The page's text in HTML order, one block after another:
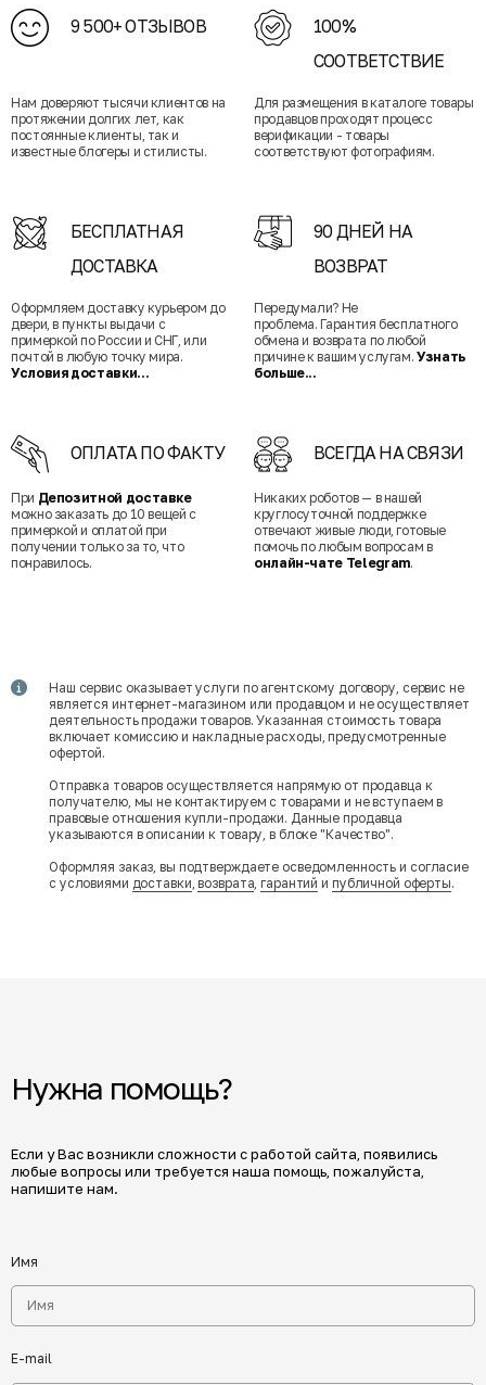
9 500+ ОТЗЫВОВ
Нам доверяют тысячи клиентов на
протяжении долгих лет, как
постоянные клиенты, так и
известные блогеры и стилисты.
100%
СООТВЕТСТВИЕ
Для размещения в каталоге товары
продавцов проходят процесс
верификации - товары
соответствуют фотографиям.
БЕСПЛАТНАЯ
ДОСТАВКА
Оформляем доставку курьером до
двери, в пункты выдачи с
примеркой по России и СНГ, или
почтой в любую точку мира.
Условия доставки...
90 ДНЕЙ НА
ВОЗВРАТ
Передумали? Не
проблема. Гарантия бесплатного
обмена и возврата по любой
причине к вашим услугам. Узнать
больше...
ОПЛАТА ПО ФАКТУ
При Депозитной доставке
можно заказать до 10 вещей с
примеркой и оплатой при
получении только за то, что
понравилось.
ВСЕГДА НА СВЯЗИ
Никаких роботов — в нашей
круглосуточной поддержке
отвечают живые люди, готовые
помочь по любым вопросам в
онлайн-чате Telegram.
Наш сервис оказывает услуги по агентскому договору, сервис не
является интернет-магазином или продавцом и не осуществляет
деятельность продажи товаров. Указанная стоимость товара
включает комиссию и накладные расходы, предусмотренные
офертой.
Отправка товаров осуществляется напрямую от продавца к
получателю, мы не контактируем с товарами и не вступаем в
правовые отношения купли-продажи. Данные продавца
указываются в описании к товару, в блоке "Качество".
Оформляя заказ, вы подтверждаете осведомленность и согласие
с условиями доставки ,возврата ,гарантий и публичной оферты.
Нужна помощь?
Если у Вас возникли сложности с работой сайта, появились
любые вопросы или требуется наша помощь, пожалуйста,
напишите нам.
Имя
E-mail